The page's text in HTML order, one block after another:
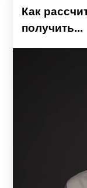
прослужит
конструкции, от
отличается
эстетичным
Как
получить...